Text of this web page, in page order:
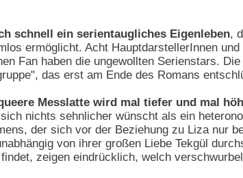
schnell ein serientaugliches Eigenleben,
ermöglicht. Acht HauptdarstellerInnen
Fan haben die ungewollten Serienstars.
das erst am Ende des Romans
Messlatte wird mal tiefer und mal
nichts sehnlicher wünscht als ein
der sich vor der Beziehung zu Liza nur
von ihrer großen Liebe Tekgül
zeigen eindrücklich, welch